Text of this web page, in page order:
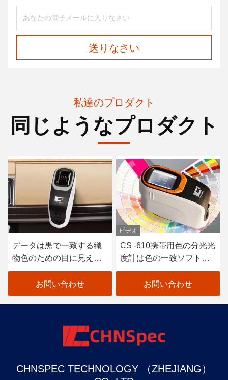
送りなさい
私達のプロダクト
同じようなプロダクト
る織
える
ます
ビデオ
CS -610携帯用色の分光光
度計は色の一致ソフトウ
ェアと接続します
お問い合わせ
ビデオ
CS -580煉瓦および
色の色を測定する携
色の分光光度計
お問い合わせ
CHNSPEC TECHNOLOGY （ZHEJIANG）